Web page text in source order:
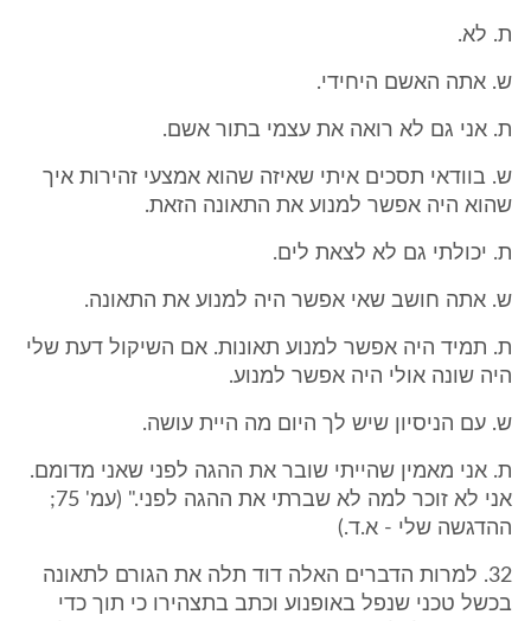
ת. לא.
ש. אתה האשם היחידי.
ת. אני גם לא רואה את עצמי בתור אשם.
ש. בוודאי תסכים איתי שאיזה שהוא אמצעי זהירות איך
שהוא היה אפשר למנוע את התאונה הזאת.
ת. יכולתי גם לא לצאת לים.
ש. אתה חושב שאי אפשר היה למנוע את התאונה.
ת. תמיד היה אפשר למנוע תאונות. אם השיקול דעת שלי
היה שונה אולי היה אפשר למנוע.
ש. עם הניסיון שיש לך היום מה היית עושה.
ת. אני מאמין שהייתי שובר את ההגה לפני שאני מדומם.
אני לא זוכר למה לא שברתי את ההגה לפני." (עמ' 75;
ההדגשה שלי - א.ד.)
32. למרות הדברים האלה דוד תלה את הגורם לתאונה
בכשל טכני שנפל באופנוע וכתב בתצהירו כי תוך כדי